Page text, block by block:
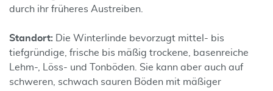
durch ihr früheres Austreiben.
Standort: Die Winterlinde bevorzugt mittel- bis
tiefgründige, frische bis mäßig trockene, basenreiche
Lehm-, Löss- und Tonböden. Sie kann aber auch auf
schweren, schwach sauren Böden mit mäßiger